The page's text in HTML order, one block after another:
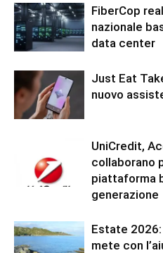
FiberCop
nazionale
data center
Just Eat
nuovo
UniCredit,
collaborano
piattaforma
generazione
Estate
mete con